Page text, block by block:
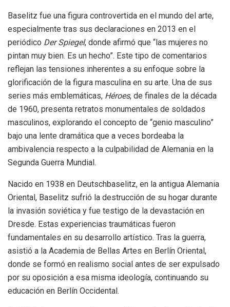
Baselitz fue una figura controvertida en el mundo del arte,
especialmente tras sus declaraciones en 2013 en el
periódico Der Spiegel, donde afirmó que “las mujeres no
pintan muy bien. Es un hecho”. Este tipo de comentarios
reflejan las tensiones inherentes a su enfoque sobre la
glorificación de la figura masculina en su arte. Una de sus
series más emblemáticas, Héroes, de finales de la década
de 1960, presenta retratos monumentales de soldados
masculinos, explorando el concepto de “genio masculino”
bajo una lente dramática que a veces bordeaba la
ambivalencia respecto a la culpabilidad de Alemania en la
Segunda Guerra Mundial.
Nacido en 1938 en Deutschbaselitz, en la antigua Alemania
Oriental, Baselitz sufrió la destrucción de su hogar durante
la invasión soviética y fue testigo de la devastación en
Dresde. Estas experiencias traumáticas fueron
fundamentales en su desarrollo artístico. Tras la guerra,
asistió a la Academia de Bellas Artes en Berlín Oriental,
donde se formó en realismo social antes de ser expulsado
por su oposición a esa misma ideología, continuando su
educación en Berlín Occidental.